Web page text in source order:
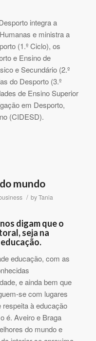
integra a
e ministra a
(1.º Ciclo), os
e Ensino de
e Secundário (2.º
do Desporto (3.º
de Ensino Superior
em Desporto,
(CIDESD).
mundo
/ byTania
digam que o
seja na
educação, com as
e ainda bem que
se com lugares
à educação
é. Aveiro e Braga
do mundo e